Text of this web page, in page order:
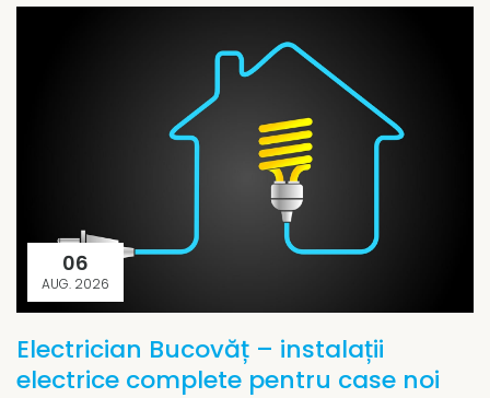
06
AUG. 2026
Electrician Bucovăț – instalații
electrice complete pentru case noi